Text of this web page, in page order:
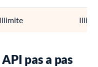
Illimite
pas a pas